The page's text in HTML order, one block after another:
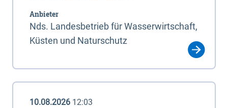
Anbieter
Nds. Landesbetrieb für Wasserwirtschaft,
Küsten und Naturschutz
10.08.2026 12:03